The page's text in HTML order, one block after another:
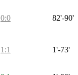
0:0 82'-90'
1:1 1'-73'